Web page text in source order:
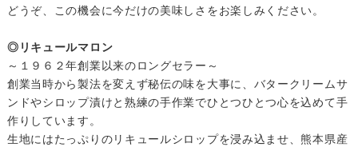
どうぞ、この機会に今だけの美味しさをお楽しみください。
◎リキュールマロン
～１９６２年創業以来のロングセラー～
創業当時から製法を変えず秘伝の味を大事に、バタークリームサ
ンドやシロップ漬けと熟練の手作業でひとつひとつ心を込めて手
作りしています。
生地にはたっぷりのリキュールシロップを浸み込ませ、熊本県産